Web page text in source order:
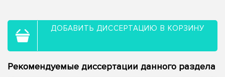
ДОБАВИТЬ ДИССЕРТАЦИЮ В КОРЗИНУ
Рекомендуемые диссертации данного раздела